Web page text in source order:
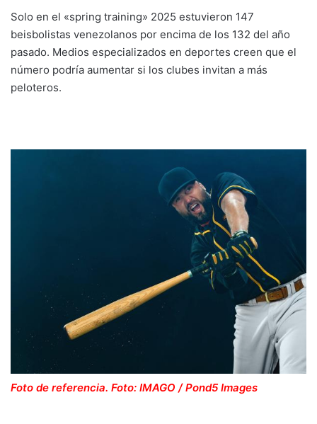
Solo en el «spring training» 2025 estuvieron 147
beisbolistas venezolanos por encima de los 132 del año
pasado. Medios especializados en deportes creen que el
número podría aumentar si los clubes invitan a más
peloteros.
Foto de referencia. Foto: IMAGO / Pond5 Images